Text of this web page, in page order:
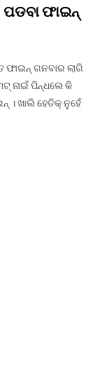
ପଡବା ଫାଇନ୍‌
ଫାଇନ୍ ଗନବାର ଲାଗି
ନାଇଁ ପିନ୍ଧଲେ କି
। ଖାଲି ହେତିକ୍ ନୁହେଁ